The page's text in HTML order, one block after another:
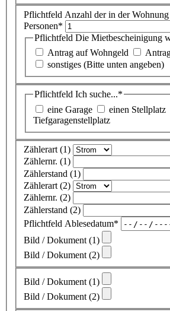
Pflichtfeld Anzahl der in der Wohnung
Personen*
Pflichtfeld Die Mietbescheinigung
Antrag auf Wohngeld
sonstiges (Bitte unten angeben)
Pflichtfeld Ich suche...*
eine Garage
einen Stellplatz
Tiefgaragenstellplatz
Zählerart (1)
Zählernr. (1)
Zählerstand (1)
Zählerart (2)
Zählernr. (2)
Zählerstand (2)
Pflichtfeld Ablesedatum*
Bild / Dokument (1)
Bild / Dokument (2)
Bild / Dokument (1)
Bild / Dokument (2)